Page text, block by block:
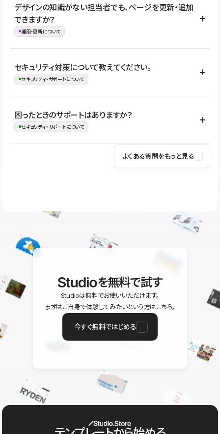
ない段階でも、お問い合わせください。
お問合せはこちら
公開ページ数、バージョン履歴の期間、CMS利用数の上限、権限
管理の有無などがプランごとに異なります。詳しくは料金プランペ
ージをご覧ください。
デザインの知識がない担当者でも、ページを更新・追加
できますか？
運用・更新について
はい。CMSやコンポーネントを活用して更新範囲を設計しておく
ことで、デザインを崩しにくい状態で運用できます。 さらにコン
ながらレイアウトに影響を与えずに更新作業を進めやすくなりま
す。
セキュリティ対策について教えてください。
セキュリティ・サポートについて
Studioでは、公開サイトやサービスを安全に利用できるよう、通信
の暗号化、データ保護、アクセス管理、脆弱性対策など、複数の観
はSSL/TLSによる通信暗号化に対応しており、悪質なスクリプトの
困ったときのサポートはありますか？
セキュリティ・サポートについて
操作方法や機能については、ヘルプセンターでご確認いただけま
ユーザー同士で質問・相談できるコミュニティもご利用ください。
よくある質問をもっと見る
を無料で試す
Studioは無料でお使いいただけます。
まずはご自身で体験してみたいという方はこちら。
今すぐ無料ではじめる